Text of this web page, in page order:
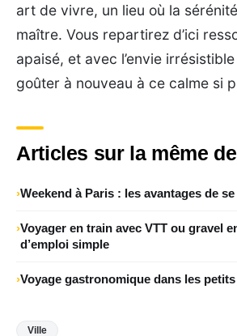
art de vivre, un lieu où la
maître. Vous repartirez d’ici
apaisé, et avec l’envie
goûter à nouveau à ce calme si
Articles sur la même
Weekend à Paris : les avantages de
Voyager en train avec VTT ou gravel
d’emploi simple
Voyage gastronomique dans les
Ville